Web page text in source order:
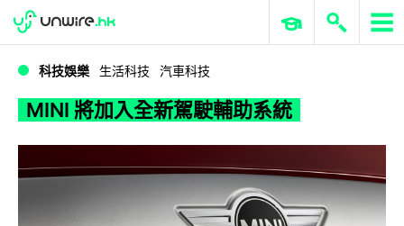
MINI 將加入全新駕駛輔助系統
WWDC 2026 ERP 與商業 AI
科技娛樂 生活科技 汽車科技
MINI 將加入全新駕駛輔助系統